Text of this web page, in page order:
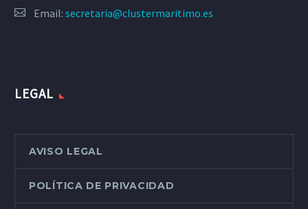
Email: secretaria@clustermaritimo.es
LEGAL
AVISO LEGAL
POLÍTICA DE PRIVACIDAD